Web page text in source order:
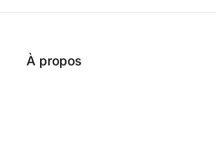
À propos